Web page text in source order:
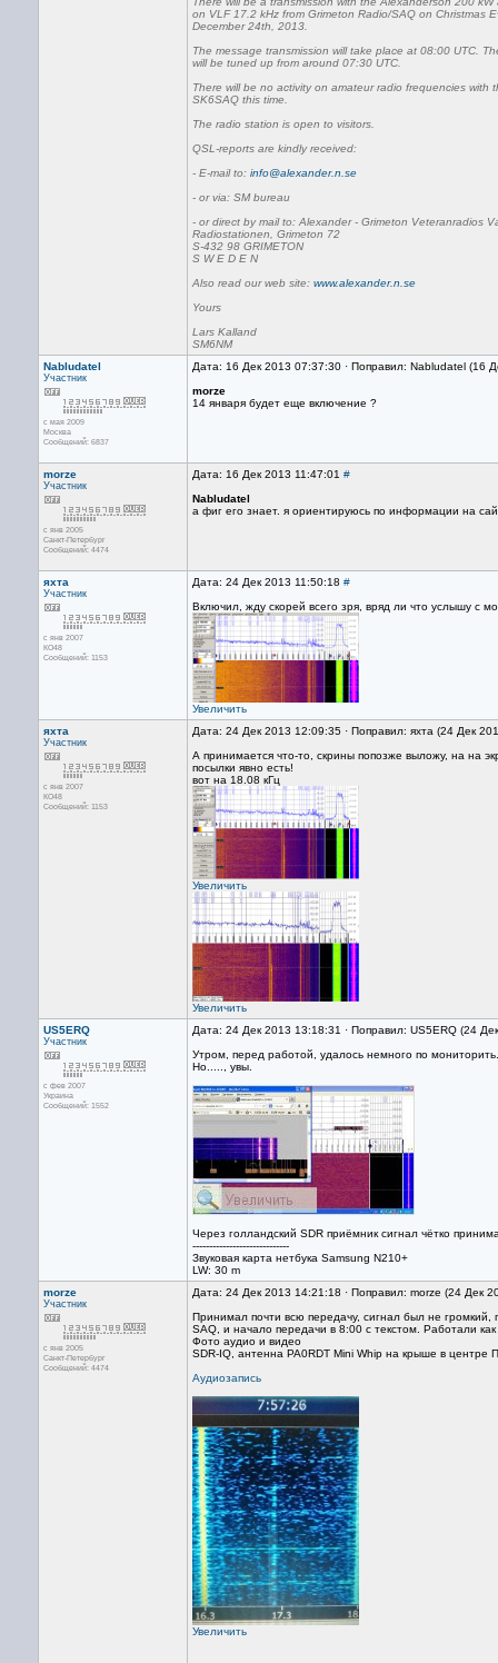
on VLF 17.2 kHz from Grimeton Radio/SAQ on Christmas
December 24th, 2013.
The message transmission will take place at 08:00 UTC.
will be tuned up from around 07:30 UTC.
There will be no activity on amateur radio frequencies with
SK6SAQ this time.
The radio station is open to visitors.
QSL-reports are kindly received:
- E-mail to: info@alexander.n.se
- or via: SM bureau
- or direct by mail to: Alexander - Grimeton Veteranradios
Radiostationen, Grimeton 72
S-432 98 GRIMETON
S W E D E N
Also read our web site: www.alexander.n.se
Yours
Lars Kalland
SM6NM
Nabludatel
Участник
с мая 2009
Москва
Сообщений: 6837
Дата: 16 Дек 2013 07:37:30 · Поправил: Nabludatel (16
morze
14 января будет еще включение ?
morze
Участник
с янв 2005
Санкт-Петербург
Сообщений: 4474
Дата: 16 Дек 2013 11:47:01 #
Nabludatel
а фиг его знает. я ориентируюсь по информации на
яхта
Участник
с янв 2007
КО48
Сообщений: 1153
Дата: 24 Дек 2013 11:50:18 #
Включил, жду скорей всего зря, вряд ли что услышу с
Увеличить
яхта
Участник
с янв 2007
КО48
Сообщений: 1153
Дата: 24 Дек 2013 12:09:35 · Поправил: яхта (24 Дек
А принимается что-то, скрины попозже выложу, на на
посылки явно есть!
вот на 18.08 кГц
Увеличить
Увеличить
US5ERQ
Участник
с фев 2007
Украина
Сообщений: 1552
Дата: 24 Дек 2013 13:18:31 · Поправил: US5ERQ (24
Утром, перед работой, удалось немного по мониторить.
Но....., увы.
Через голландский SDR приёмник сигнал чётко
-----------------------------
Звуковая карта нетбука Samsung N210+
LW: 30 m
morze
Участник
с янв 2005
Санкт-Петербург
Сообщений: 4474
Дата: 24 Дек 2013 14:21:18 · Поправил: morze (24 Дек
Принимал почти всю передачу, сигнал был не громкий,
SAQ, и начало передачи в 8:00 с текстом. Работали
Фото аудио и видео
SDR-IQ, антенна PA0RDT Mini Whip на крыше в центре
Аудиозапись
Увеличить